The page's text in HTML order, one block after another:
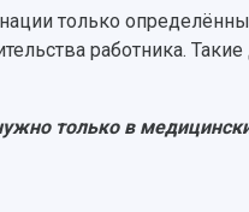
только
работника.
только в